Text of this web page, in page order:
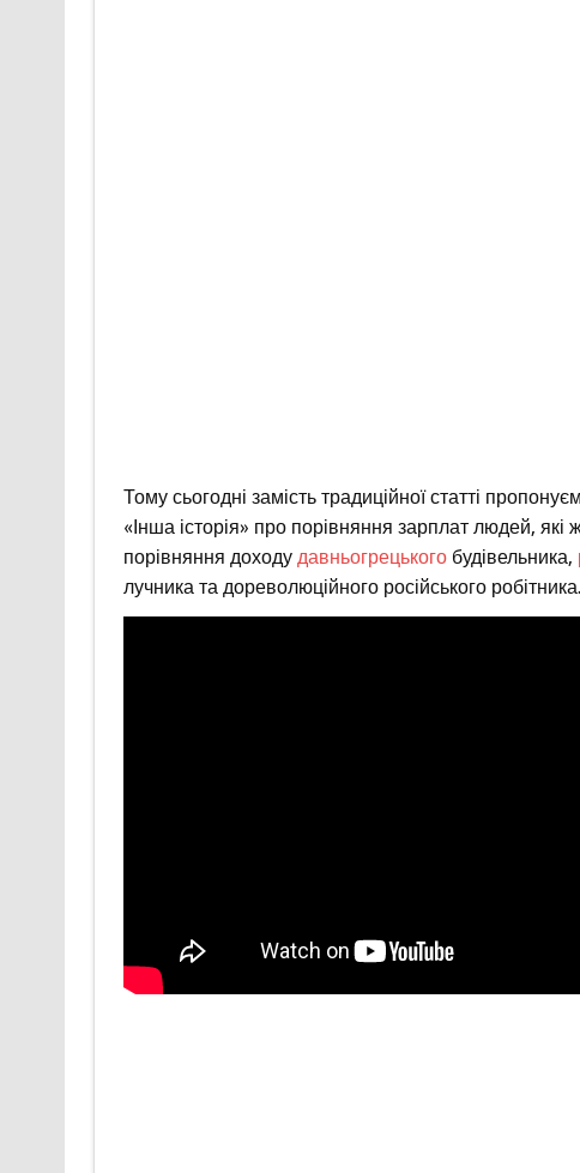
Тому сьогодні замість традиційної статті
«Інша історія» про порівняння зарплат людей,
порівняння доходу давньогрецькогобудівельника,
лучника та дореволюційного російського